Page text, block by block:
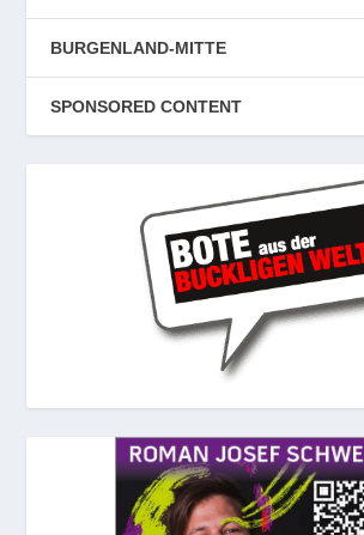
BURGENLAND-MITTE
SPONSORED CONTENT